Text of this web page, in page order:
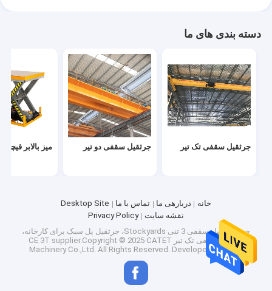
دسته بندی های ما
جرثقیل سقفی تک تیر جرثقیل سقفی دو تیر میز بالابر قیچی
خانه دربارهی ما تماس با ما
Desktop Site
نقشه سایت
Privacy Policy
چین جرثقیل سقفی 3 تنی Stockyards، جرثقیل پل سبک برای کارخانه،
جرثقیل سقفی تک تیر CE 3T supplier.Copyright © 2025 CATET
Machinery Co.,Ltd. All Rights Reserved. Developed byECER